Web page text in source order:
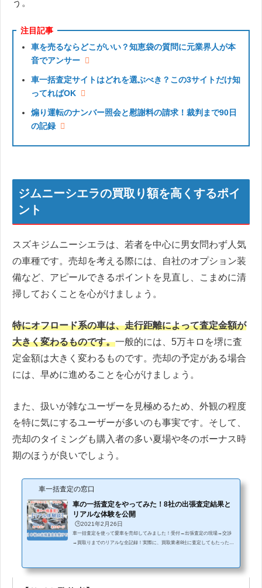
う。
注目記事
車を売るならどこがいい？知恵袋の質問に元業界人が本
音でアンサー
車一括査定サイトはどれを選ぶべき？この3サイトだけ知
ってればOK
煽り運転のナンバー照会と慰謝料の請求！裁判まで90日
の記録
ジムニーシエラの買取り額を高くするポイ
ント
スズキジムニーシエラは、若者を中心に男女問わず人気
の車種です。売却を考える際には、自社のオプション装
備など、アピールできるポイントを見直し、こまめに清
掃しておくことを心がけましょう。
特にオフロード系の車は、走行距離によって査定金額が
大きく変わるものです。一般的には、5万キロを堺に査
定金額は大きく変わるものです。売却の予定がある場合
には、早めに進めることを心がけましょう。
また、扱いが雑なユーザーを見極めるため、外観の程度
を特に気にするユーザーが多いのも事実です。そして、
売却のタイミングも購入者の多い夏場や冬のボーナス時
期のほうが良いでしょう。
車一括査定の窓口
車の一括査定をやってみた！8社の出張査定結果と
リアルな体験を公開
🕒️2021年2月26日
車一括査定を使って愛車を売却してみました！受付→出張査定の現場→交渉
→買取りまでのリアルな全記録！実際に、買取業者8社に査定してもたった様